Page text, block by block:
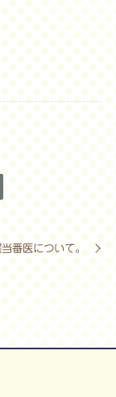
番医について。